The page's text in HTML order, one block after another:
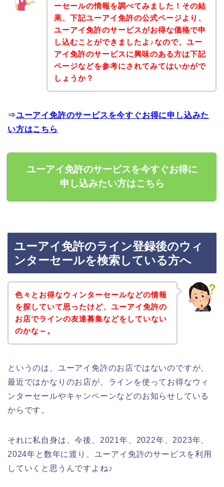
ーセールの情報を調べてみました！その結
果、下記ユーアイ免許の公式ページより、
ユーアイ免許のサービスがお得な価格で申
し込むことができましたよ♪なので、ユー
アイ免許のサービスに興味のある方は下記
ページなどを参考にされてみてはいかがで
しょうか？
⇒ユーアイ免許のサービスを今すぐお得に申し込みた
い方はこちら
ユーアイ免許のサービスを今すぐお得に
申し込みたい方はこちら
ユーアイ免許のライン登録後のウィ
ンターセールを検索している方へ
色々とお得なウィンターセールなどの情報
を探していて思ったけど、ユーアイ免許の
お店でラインの友達募集などをしていない
のかな～。
というのは、ユーアイ免許のお店ではないのですが、
最近ではかなりのお店が、ラインを使ってお得なウィ
ンターセールやキャンペーンなどのお知らせしている
からです。
それに私自身は、今後、2021年、2022年、2023年、
2024年と数年に渡り、ユーアイ免許のサービスを利用
していくと思うんですよね♪